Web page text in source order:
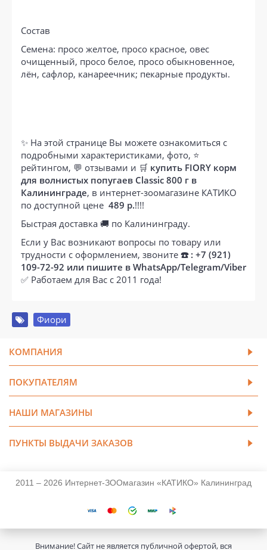
Состав
Семена: просо желтое, просо красное, овес
очищенный, просо белое, просо обыкновенное,
лён, сафлор, канареечник; пекарные продукты.
✨ На этой странице Вы можете ознакомиться с
подробными характеристиками, фото, ⭐
рейтингом, 💬 отзывами и 🛒 купить FIORY корм
для волнистых попугаев Classic 800 г в
Калининграде, в интернет-зоомагазине КАТИКО
по доступной цене 489 р.!!!!
Быстрая доставка 🚚 по Калининграду.
Если у Вас возникают вопросы по товару или
трудности с оформлением, звоните ☎️ : +7 (921)
109-72-92 или пишите в WhatsApp/Telegram/Viber
✅ Работаем для Вас с 2011 года!
Фиори
КОМПАНИЯ
ПОКУПАТЕЛЯМ
НАШИ МАГАЗИНЫ
ПУНКТЫ ВЫДАЧИ ЗАКАЗОВ
2011 – 2026 Интернет-ЗООмагазин «КАТИКО» Калининград
Внимание! Сайт не является публичной офертой, вся